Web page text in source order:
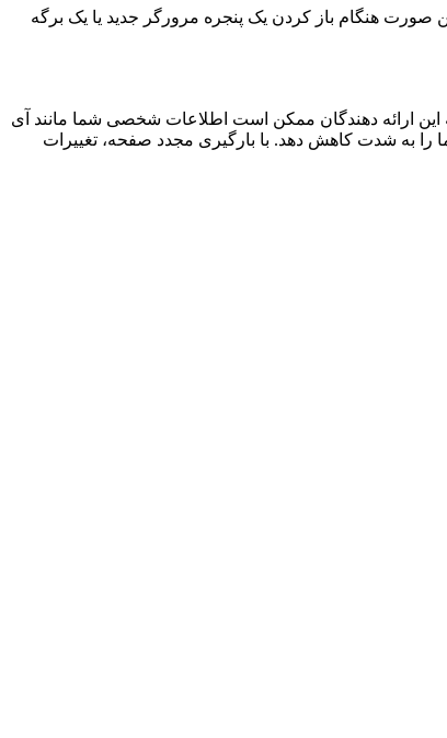
برای ذخیره این تنظیمات نیاز داریم. در غیر این صورت هنگام باز کردن یک پنجره مرورگر جدید یا یک برگه
ارائه دهندگان ممکن است اطلاعات شخصی شما مانند آی
را به شدت کاهش دهد. با بارگیری مجدد صفحه، تغییرات